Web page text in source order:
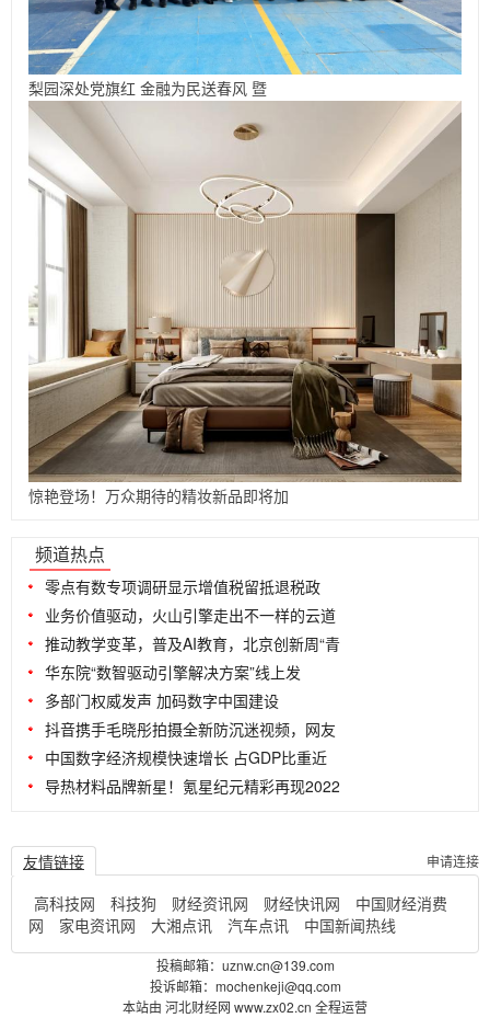
梨园深处党旗红 金融为民送春风 暨
惊艳登场！万众期待的精妆新品即将加
频道热点
零点有数专项调研显示增值税留抵退税政
业务价值驱动，火山引擎走出不一样的云道
推动教学变革，普及AI教育，北京创新周“青
华东院“数智驱动引擎解决方案”线上发
多部门权威发声 加码数字中国建设
抖音携手毛晓彤拍摄全新防沉迷视频，网友
中国数字经济规模快速增长 占GDP比重近
导热材料品牌新星！氪星纪元精彩再现2022
申请连接
友情链接
高科技网
科技狗 财经资讯网 财经快讯网
中国财经消费
网
家电资讯网 大湘点讯 汽车点讯 中国新闻热线
投稿邮箱：uznw.cn@139.com
投诉邮箱：mochenkeji@qq.com
本站由 河北财经网 www.zx02.cn 全程运营